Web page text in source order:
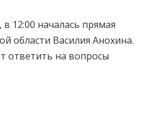
12:00 началась прямая
области Василия Анохина.
ответить на вопросы